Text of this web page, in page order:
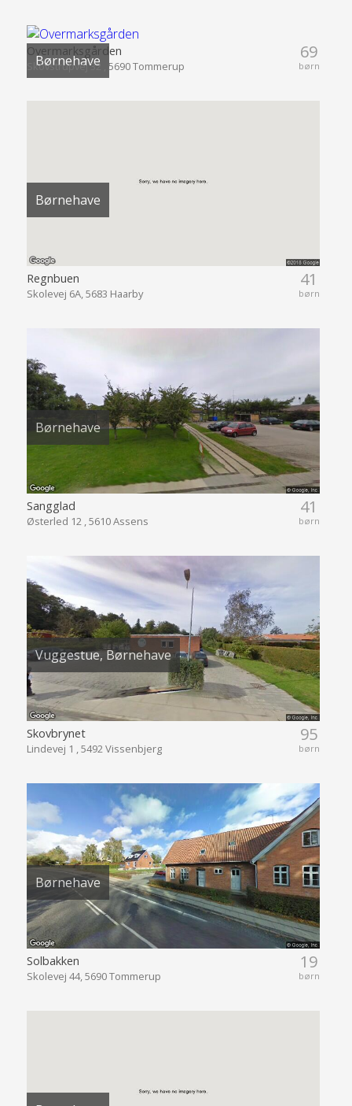
Børnehave 69
børn
Overmarksgården
Skovstrupvej 32 , 5690 Tommerup
Børnehave
41
børn
Regnbuen
Skolevej 6A, 5683 Haarby
Børnehave
41
børn
Sangglad
Østerled 12 , 5610 Assens
Vuggestue, Børnehave
95
børn
Skovbrynet
Lindevej 1 , 5492 Vissenbjerg
Børnehave
19
børn
Solbakken
Skolevej 44, 5690 Tommerup